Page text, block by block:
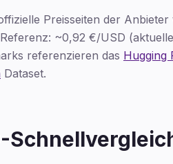
Preisseiten der
~0,92 €/USD
referenzieren das Hugging
Dataset.